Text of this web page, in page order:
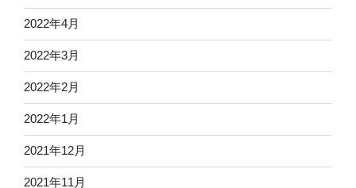
2022年4月
2022年3月
2022年2月
2022年1月
2021年12月
2021年11月